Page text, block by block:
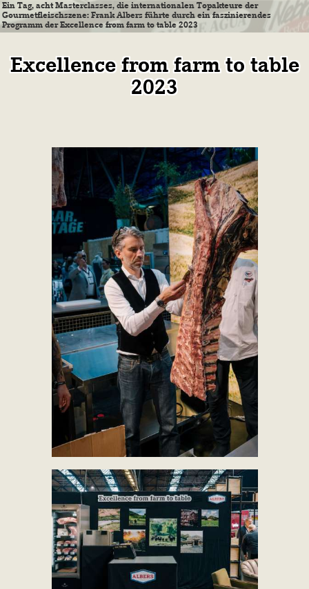
Ein Tag, acht Masterclasses, die internationalen Topakteure der
Gourmetfleischszene: Frank Albers führte durch ein faszinierendes
Programm der Excellence from farm to table 2023
Excellence from farm to table
2023